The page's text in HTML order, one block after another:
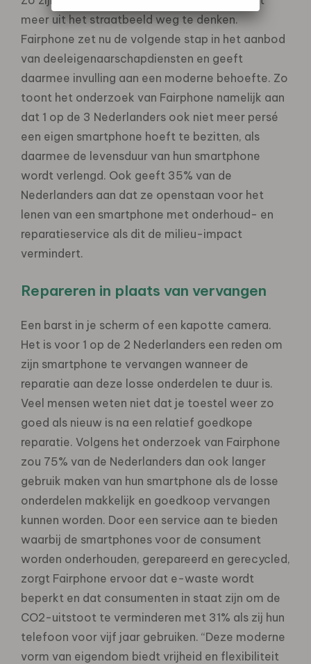
meer uit het straatbeeld weg te denken.
Fairphone zet nu de volgende stap in het aanbod
van deeleigenaarschapdiensten en geeft
daarmee invulling aan een moderne behoefte. Zo
toont het onderzoek van Fairphone namelijk aan
dat 1 op de 3 Nederlanders ook niet meer persé
een eigen smartphone hoeft te bezitten, als
daarmee de levensduur van hun smartphone
wordt verlengd. Ook geeft 35% van de
Nederlanders aan dat ze openstaan voor het
lenen van een smartphone met onderhoud- en
reparatieservice als dit de milieu-impact
vermindert.
Repareren in plaats van vervangen
Een barst in je scherm of een kapotte camera.
Het is voor 1 op de 2 Nederlanders een reden om
zijn smartphone te vervangen wanneer de
reparatie aan deze losse onderdelen te duur is.
Veel mensen weten niet dat je toestel weer zo
goed als nieuw is na een relatief goedkope
reparatie. Volgens het onderzoek van Fairphone
zou 75% van de Nederlanders dan ook langer
gebruik maken van hun smartphone als de losse
onderdelen makkelijk en goedkoop vervangen
kunnen worden. Door een service aan te bieden
waarbij de smartphones voor de consument
worden onderhouden, gerepareerd en gerecycled,
zorgt Fairphone ervoor dat e-waste wordt
beperkt en dat consumenten in staat zijn om de
CO2-uitstoot te verminderen met 31% als zij hun
telefoon voor vijf jaar gebruiken. “Deze moderne
vorm van eigendom biedt vrijheid en flexibiliteit